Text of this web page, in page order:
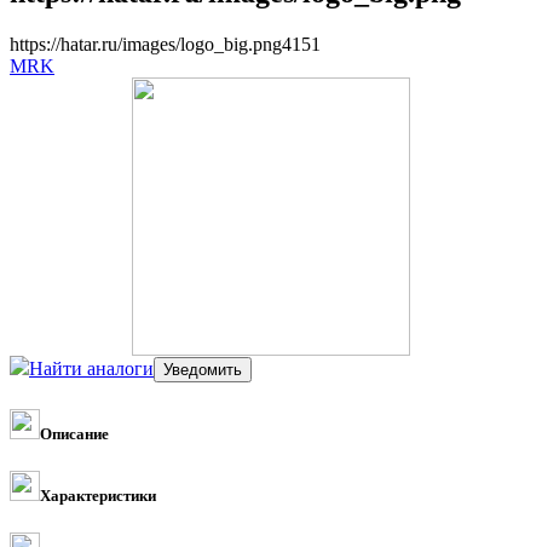
https://hatar.ru/images/logo_big.png41 51
MRK
Найти аналоги
Описание
Характеристики